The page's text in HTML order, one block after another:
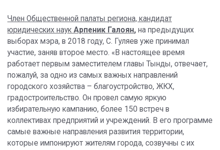
Член Общественной палаты региона, кандидат
юридических наук Арпеник Галоян, на предыдущих
выборах мэра, в 2018 году, С. Гуляев уже принимал
участие, заняв второе место. «В настоящее время
работает первым заместителем главы Тынды, отвечает,
пожалуй, за одно из самых важных направлений
городского хозяйства – благоустройство, ЖКХ,
градостроительство. Он провел самую яркую
избирательную кампанию, более 150 встреч в
коллективах предприятий и учреждений. В его программе
самые важные направления развития территории,
которые импонируют жителям города, созвучны с их